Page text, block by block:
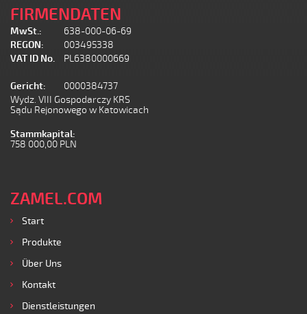
FIRMENDATEN
MwSt.:
638-000-06-69
REGON:
003495338
VAT ID No.
PL6380000669
Gericht:
0000384737
Wydz. VIII Gospodarczy KRS
Sądu Rejonowego w Katowicach
Stammkapital:
758 000,00 PLN
ZAMEL.COM
Start
Produkte
Über Uns
Kontakt
Dienstleistungen